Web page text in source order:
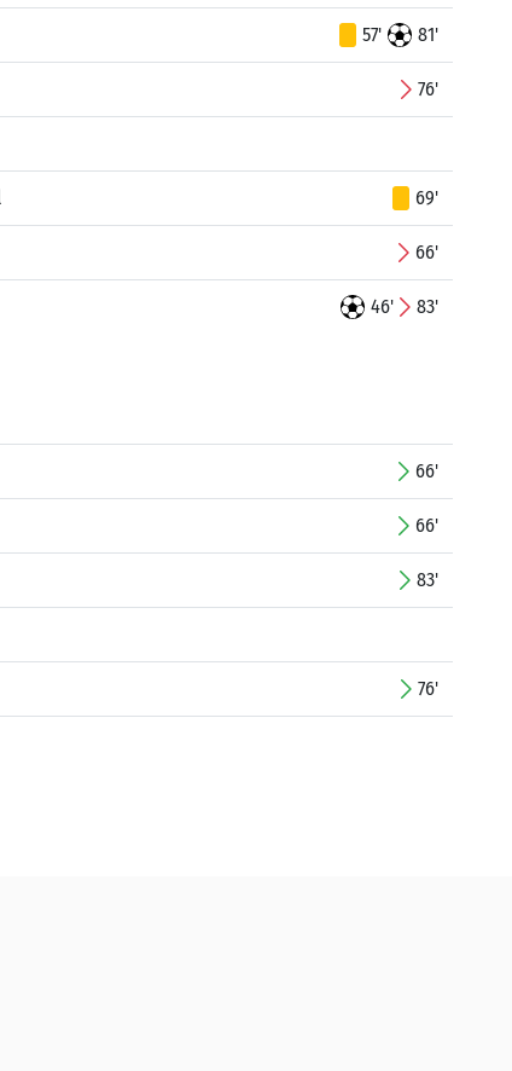
57' 81'
76'
69'
66'
46' 83'
66'
66'
83'
76'